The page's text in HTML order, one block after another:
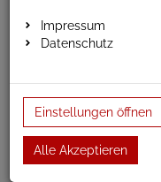
x300b
Einloggen und
Artikel-Nummer:
Impressum
Datenschutz
Einstellungen öffnen
Alle Akzeptieren